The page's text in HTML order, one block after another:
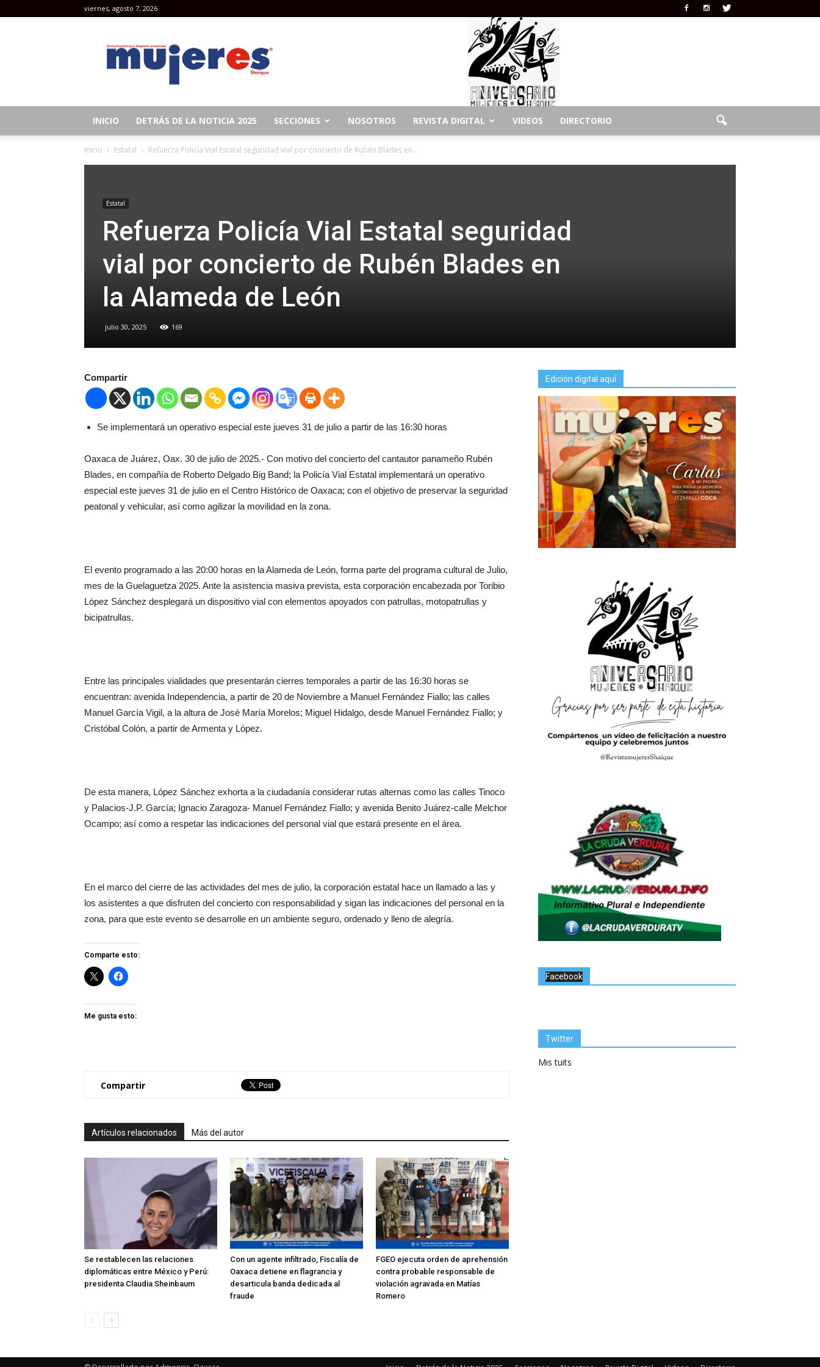
viernes, agosto 7, 2026
Mujeres
INICIO DETRÁS DE LA NOTICIA 2025 SECCIONES NOSOTROS REVISTA DIGITAL VIDEOS DIRECTORIO
Inicio Estatal Refuerza Policía Vial Estatal seguridad vial por concierto de Rubén Blades en...
Estatal
Refuerza Policía Vial Estatal seguridad
vial por concierto de Rubén Blades en
la Alameda de León
julio 30, 2025 169
Compartir
Se implementará un operativo especial este jueves 31 de julio a partir de las 16:30 horas
Oaxaca de Juárez, Oax. 30 de julio de 2025.- Con motivo del concierto del cantautor panameño Rubén
Blades, en compañía de Roberto Delgado Big Band; la Policía Vial Estatal implementará un operativo
especial este jueves 31 de julio en el Centro Histórico de Oaxaca; con el objetivo de preservar la seguridad
peatonal y vehicular, así como agilizar la movilidad en la zona.
El evento programado a las 20:00 horas en la Alameda de León, forma parte del programa cultural de Julio,
mes de la Guelaguetza 2025. Ante la asistencia masiva prevista, esta corporación encabezada por Toribio
López Sánchez desplegará un dispositivo vial con elementos apoyados con patrullas, motopatrullas y
bicipatrullas.
Entre las principales vialidades que presentarán cierres temporales a partir de las 16:30 horas se
encuentran: avenida Independencia, a partir de 20 de Noviembre a Manuel Fernández Fiallo; las calles
Manuel García Vigil, a la altura de José María Morelos; Miguel Hidalgo, desde Manuel Fernández Fiallo; y
Cristóbal Colón, a partir de Armenta y López.
De esta manera, López Sánchez exhorta a la ciudadanía considerar rutas alternas como las calles Tinoco
y Palacios-J.P. García; Ignacio Zaragoza- Manuel Fernández Fiallo; y avenida Benito Juárez-calle Melchor
Ocampo; así como a respetar las indicaciones del personal vial que estará presente en el área.
En el marco del cierre de las actividades del mes de julio, la corporación estatal hace un llamado a las y
los asistentes a que disfruten del concierto con responsabilidad y sigan las indicaciones del personal en la
zona, para que este evento se desarrolle en un ambiente seguro, ordenado y lleno de alegría.
Comparte esto:
Me gusta esto:
Compartir
Artículos relacionados Más del autor
Se restablecen las relaciones
diplomáticas entre México y Perú:
presidenta Claudia Sheinbaum
Con un agente infiltrado, Fiscalía de
Oaxaca detiene en flagrancia y
desarticula banda dedicada al
fraude
FGEO ejecuta orden de aprehensión
contra probable responsable de
violación agravada en Matías
Romero
Edición digital aquí
Facebook
Twitter
Mis tuits